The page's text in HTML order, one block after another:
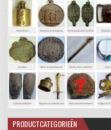
PRODUCTCATEGORIEËN